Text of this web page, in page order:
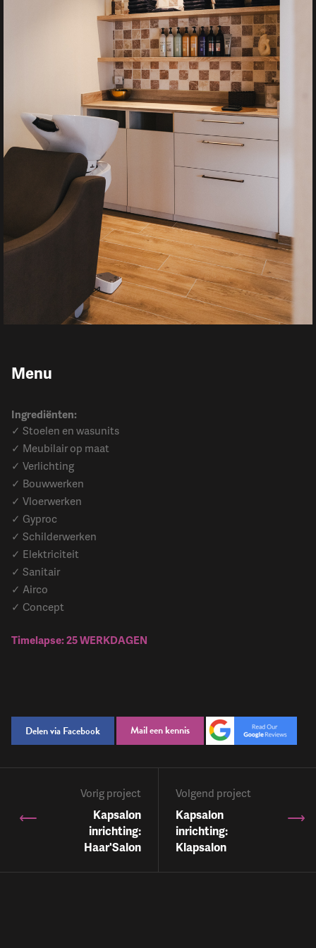
Menu
Ingrediënten:
✓ Stoelen en wasunits
✓ Meubilair op maat
✓ Verlichting
✓ Bouwwerken
✓ Vloerwerken
✓ Gyproc
✓ Schilderwerken
✓ Elektriciteit
✓ Sanitair
✓ Airco
✓ Concept
Timelapse: 25 WERKDAGEN
Delen via Facebook Mail een kennis
Vorig project
Kapsalon
inrichting:
Haar'Salon
Volgend project
Kapsalon
inrichting:
Klapsalon